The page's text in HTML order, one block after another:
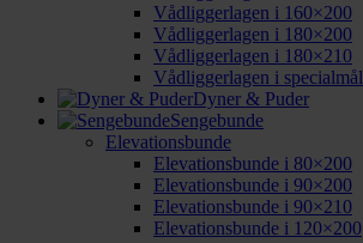
Vådliggerlagen i 160×200
Vådliggerlagen i 180×200
Vådliggerlagen i 180×210
Vådliggerlagen i specialmål
Dyner & Puder
Sengebunde
Elevationsbunde
Elevationsbunde i 80×200
Elevationsbunde i 90×200
Elevationsbunde i 90×210
Elevationsbunde i 120×200